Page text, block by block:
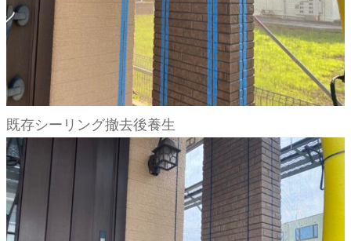
既存シーリング撤去後養生